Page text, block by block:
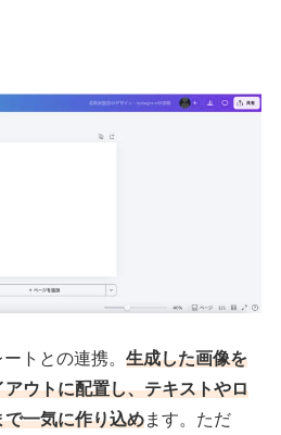
トとの連携。生成した画像を
ウトに配置し、テキストやロ
一気に作り込めます。ただ